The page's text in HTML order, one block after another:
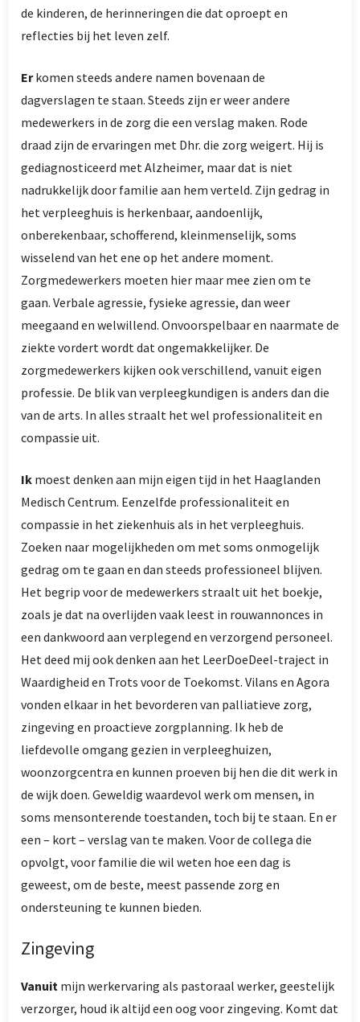
de kinderen, de herinneringen die dat oproept en
reflecties bij het leven zelf.
Erkomen steeds andere namen bovenaan de
dagverslagen te staan. Steeds zijn er weer andere
medewerkers in de zorg die een verslag maken. Rode
draad zijn de ervaringen met Dhr. die zorg weigert. Hij is
gediagnosticeerd met Alzheimer, maar dat is niet
nadrukkelijk door familie aan hem verteld. Zijn gedrag in
het verpleeghuis is herkenbaar, aandoenlijk,
onberekenbaar, schofferend, kleinmenselijk, soms
wisselend van het ene op het andere moment.
Zorgmedewerkers moeten hier maar mee zien om te
gaan. Verbale agressie, fysieke agressie, dan weer
meegaand en welwillend. Onvoorspelbaar en naarmate de
ziekte vordert wordt dat ongemakkelijker. De
zorgmedewerkers kijken ook verschillend, vanuit eigen
professie. De blik van verpleegkundigen is anders dan die
van de arts. In alles straalt het wel professionaliteit en
compassie uit.
Ik moest denken aan mijn eigen tijd in het Haaglanden
Medisch Centrum. Eenzelfde professionaliteit en
compassie in het ziekenhuis als in het verpleeghuis.
Zoeken naar mogelijkheden om met soms onmogelijk
gedrag om te gaan en dan steeds professioneel blijven.
Het begrip voor de medewerkers straalt uit het boekje,
zoals je dat na overlijden vaak leest in rouwannonces in
een dankwoord aan verplegend en verzorgend personeel.
Het deed mij ook denken aan het LeerDoeDeel-traject in
Waardigheid en Trots voor de Toekomst. Vilans en Agora
vonden elkaar in het bevorderen van palliatieve zorg,
zingeving en proactieve zorgplanning. Ik heb de
liefdevolle omgang gezien in verpleeghuizen,
woonzorgcentra en kunnen proeven bij hen die dit werk in
de wijk doen. Geweldig waardevol werk om mensen, in
soms mensonterende toestanden, toch bij te staan. En er
een – kort – verslag van te maken. Voor de collega die
opvolgt, voor familie die wil weten hoe een dag is
geweest, om de beste, meest passende zorg en
ondersteuning te kunnen bieden.
Zingeving
Vanuit mijn werkervaring als pastoraal werker, geestelijk
verzorger, houd ik altijd een oog voor zingeving. Komt dat